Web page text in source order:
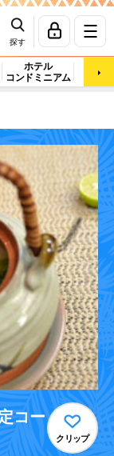
探す
ホテル
コンドミニアム
マッ
コー
クリップ